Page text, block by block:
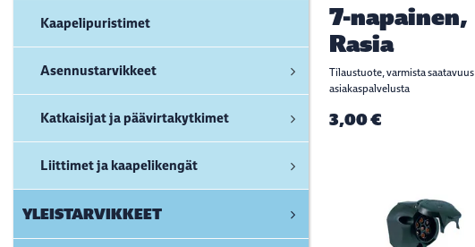
Kaapelipuristimet
Asennustarvikkeet
Katkaisijat ja päävirtakytkimet
Liittimet ja kaapelikengät
YLEISTARVIKKEET
7-napainen,
Rasia
Tilaustuote, varmista saatavuus
asiakaspalvelusta
3,00 €